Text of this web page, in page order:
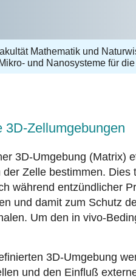
Mathematik und
und Nanosysteme für
3D-Zellumgebungen
3D-Umgebung (Matrix)
Zelle bestimmen.
während entzündlicher
und damit zum Schutz
Um den in vivo-
3D-Umgebung
und den Einfluß